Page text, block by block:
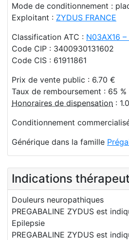
Mode de conditionnement :
Exploitant : ZYDUS FRANCE
Classification ATC : N03AX16
Code CIP : 3400930131602
Code CIS : 61911861
Prix de vente public : 6.70 €
Taux de remboursement : 65 %
Honoraires de dispensation :
Conditionnement
Générique dans la famille
Indications
Douleurs neuropathiques
PREGABALINE ZYDUS est
Epilepsie
PREGABALINE ZYDUS est